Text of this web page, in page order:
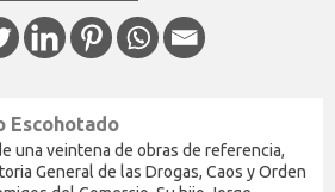
Escohotado
una veintena de obras de referencia,
General de las Drogas, Caos y Orden